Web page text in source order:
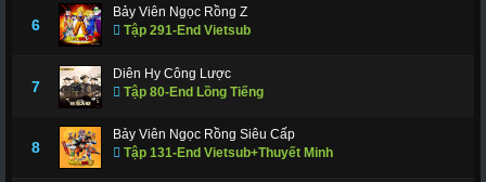
6
Bảy Viên Ngọc Rồng Z
Tập 291-End Vietsub
7
Diên Hy Công Lược
Tập 80-End Lồng Tiếng
8
Bảy Viên Ngọc Rồng Siêu Cấp
Tập 131-End Vietsub+Thuyết Minh